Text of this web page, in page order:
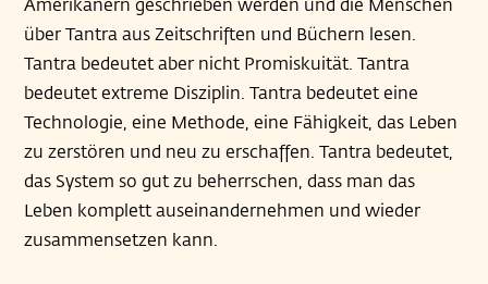
über Tantra aus Zeitschriften und Büchern lesen.
Tantra bedeutet aber nicht Promiskuität. Tantra
bedeutet extreme Disziplin. Tantra bedeutet eine
Technologie, eine Methode, eine Fähigkeit, das Leben
zu zerstören und neu zu erschaffen. Tantra bedeutet,
das System so gut zu beherrschen, dass man das
Leben komplett auseinandernehmen und wieder
zusammensetzen kann.